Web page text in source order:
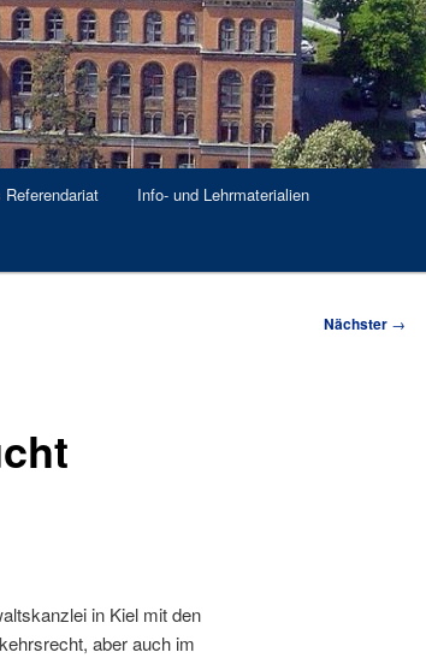
Referendariat Info- und Lehrmaterialien
Nächster →
in Kiel mit den
aber auch im